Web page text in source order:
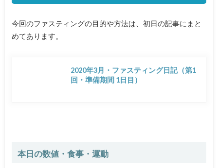
今回のファスティングの目的や方法は、初日の記事にまと
めてあります。
2020年3月・ファスティング日記（第1
回・準備期間 1日目）
本日の数値・食事・運動